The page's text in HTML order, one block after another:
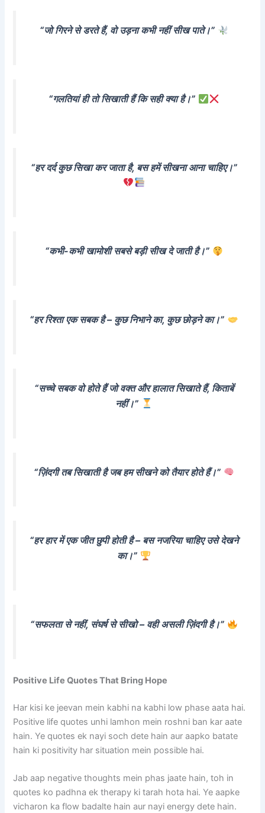
“जो गिरने से डरते हैं, वो उड़ना कभी नहीं सीख पाते।”
“गलतियां ही तो सिखाती हैं कि सही क्या है।”
“हर दर्द कुछ सिखा कर जाता है, बस हमें सीखना आना चाहिए।”
“कभी-कभी खामोशी सबसे बड़ी सीख दे जाती है।”
“हर रिश्ता एक सबक है – कुछ निभाने का, कुछ छोड़ने का।”
“सच्चे सबक वो होते हैं जो वक्त और हालात सिखाते हैं, किताबें
नहीं।”
“ज़िंदगी तब सिखाती है जब हम सीखने को तैयार होते हैं।”
“हर हार में एक जीत छुपी होती है – बस नजरिया चाहिए उसे देखने
का।”
“सफलता से नहीं, संघर्ष से सीखो – वही असली ज़िंदगी है।”
Positive Life Quotes That Bring Hope
Har kisi ke jeevan mein kabhi na kabhi low phase aata hai.
Positive life quotes unhi lamhon mein roshni ban kar aate
hain. Ye quotes ek nayi soch dete hain aur aapko batate
hain ki positivity har situation mein possible hai.
Jab aap negative thoughts mein phas jaate hain, toh in
quotes ko padhna ek therapy ki tarah hota hai. Ye aapke
vicharon ka flow badalte hain aur nayi energy dete hain.